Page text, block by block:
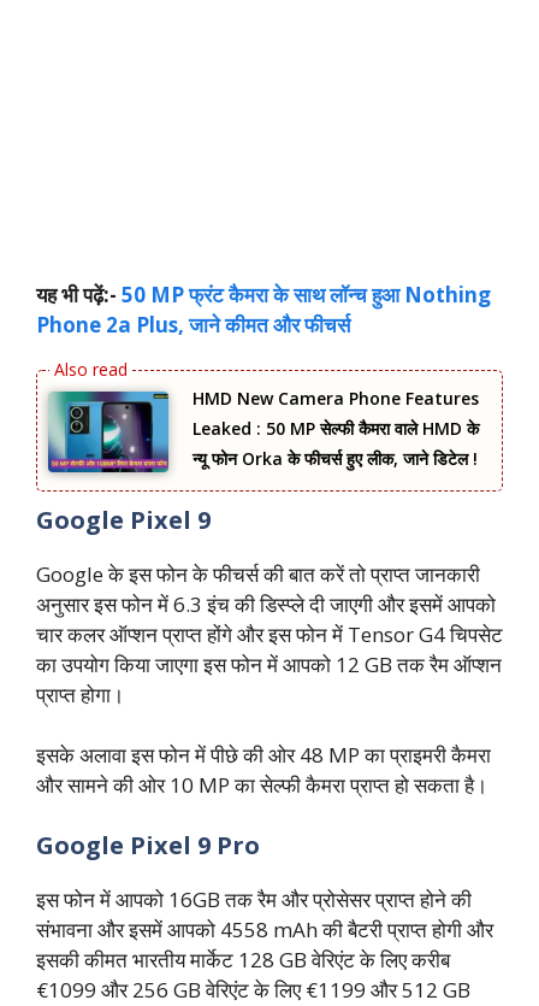
यह भी पढ़ें:- 50 MP फ्रंट कैमरा के साथ लॉन्च हुआ Nothing
Phone 2a Plus, जाने कीमत और फीचर्स
HMD New Camera Phone Features
Leaked : 50 MP सेल्फी कैमरा वाले HMD के
न्यू फोन Orka के फीचर्स हुए लीक, जाने डिटेल !
Google Pixel 9
Google के इस फोन के फीचर्स की बात करें तो प्राप्त जानकारी
अनुसार इस फोन में 6.3 इंच की डिस्प्ले दी जाएगी और इसमें आपको
चार कलर ऑप्शन प्राप्त होंगे और इस फोन में Tensor G4 चिपसेट
का उपयोग किया जाएगा इस फोन में आपको 12 GB तक रैम ऑप्शन
प्राप्त होगा।
इसके अलावा इस फोन में पीछे की ओर 48 MP का प्राइमरी कैमरा
और सामने की ओर 10 MP का सेल्फी कैमरा प्राप्त हो सकता है।
Google Pixel 9 Pro
इस फोन में आपको 16GB तक रैम और प्रोसेसर प्राप्त होने की
संभावना और इसमें आपको 4558 mAh की बैटरी प्राप्त होगी और
इसकी कीमत भारतीय मार्केट 128 GB वेरिएंट के लिए करीब
€1099 और 256 GB वेरिएंट के लिए €1199 और 512 GB